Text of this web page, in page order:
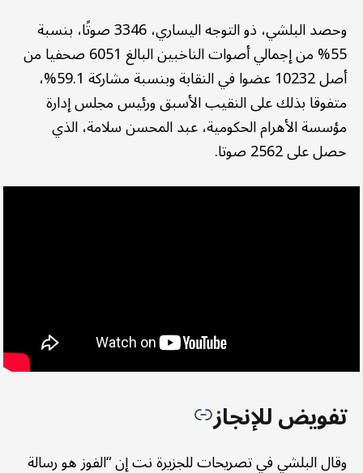
وحصد البلشي، ذو التوجه اليساري، 3346 صوتًا، بنسبة
55% من إجمالي أصوات الناخبين البالغ 6051 صحفيا من
أصل 10232 عضوا في النقابة وبنسبة مشاركة 59.1%،
متفوقا بذلك على النقيب الأسبق ورئيس مجلس إدارة
مؤسسة الأهرام الحكومية، عبد المحسن سلامة، الذي
حصل على 2562 صوتا.
تفويض للإنجاز
وقال البلشي في تصريحات للجزيرة نت إن “الفوز هو رسالة